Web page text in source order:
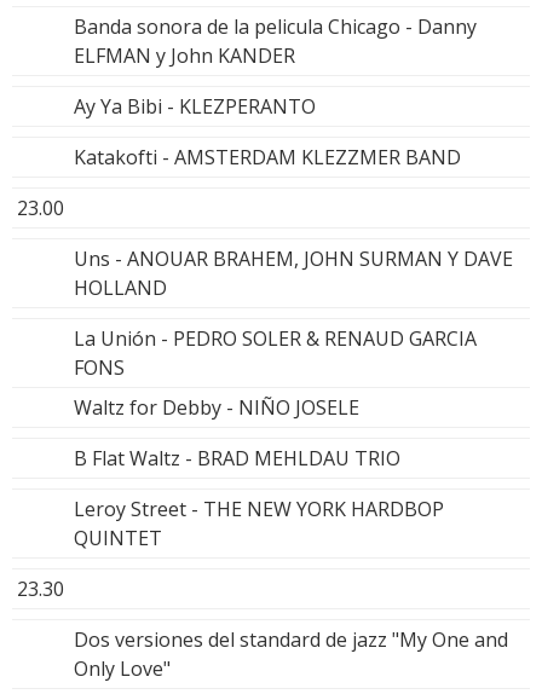
Banda sonora de la pelicula Chicago - Danny
ELFMAN y John KANDER
Ay Ya Bibi - KLEZPERANTO
Katakofti - AMSTERDAM KLEZZMER BAND
23.00
Uns - ANOUAR BRAHEM, JOHN SURMAN Y DAVE
HOLLAND
La Unión - PEDRO SOLER & RENAUD GARCIA
FONS
Waltz for Debby - NIÑO JOSELE
B Flat Waltz - BRAD MEHLDAU TRIO
Leroy Street - THE NEW YORK HARDBOP
QUINTET
23.30
Dos versiones del standard de jazz "My One and
Only Love"